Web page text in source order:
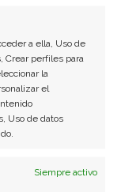
a ella, Uso de
Crear perfiles para
la
el
Uso de datos
Siempre activo
artificial,
→